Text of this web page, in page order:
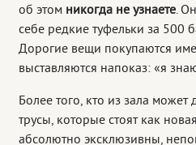
об этом никогда не узнаете.
себе редкие туфельки за 500
Дорогие вещи покупаются
выставляются напоказ: «я
Более того, кто из зала может
трусы, которые стоят как
абсолютно эксклюзивны,